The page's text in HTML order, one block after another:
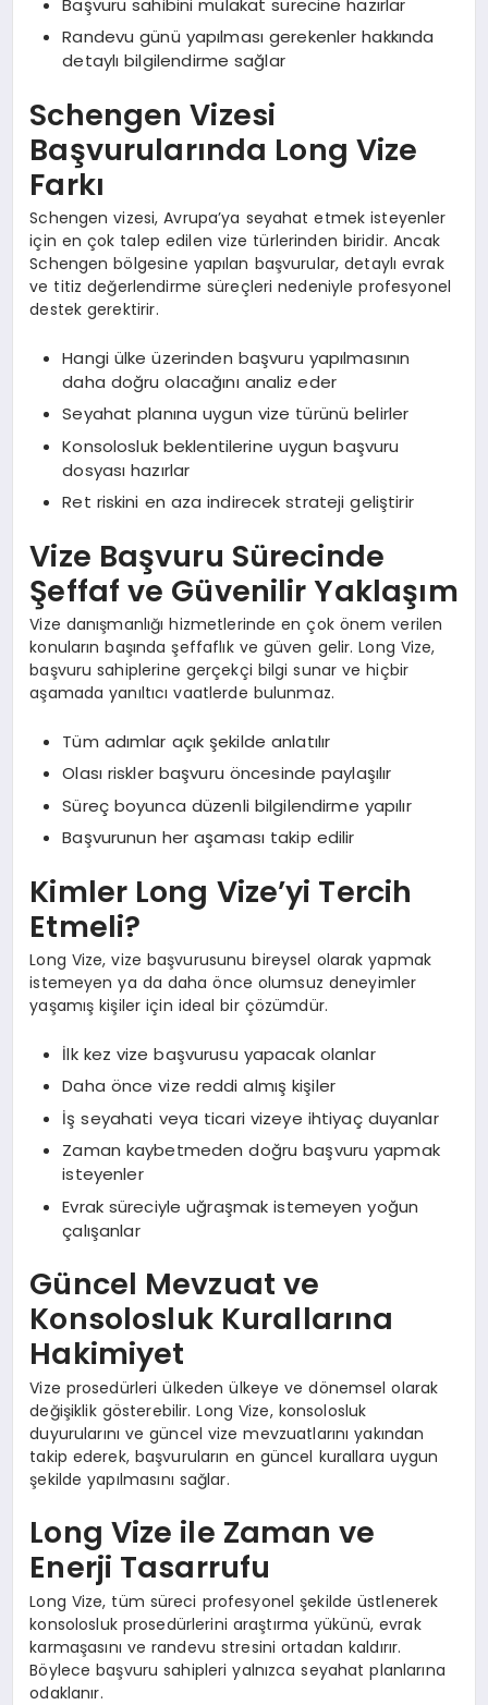
Randevu günü yapılması gerekenler hakkında
detaylı bilgilendirme sağlar
Schengen Vizesi
Başvurularında Long Vize
Farkı
Schengen vizesi, Avrupa’ya seyahat etmek isteyenler
için en çok talep edilen vize türlerinden biridir. Ancak
Schengen bölgesine yapılan başvurular, detaylı evrak
ve titiz değerlendirme süreçleri nedeniyle profesyonel
destek gerektirir.
Hangi ülke üzerinden başvuru yapılmasının
daha doğru olacağını analiz eder
Seyahat planına uygun vize türünü belirler
Konsolosluk beklentilerine uygun başvuru
dosyası hazırlar
Ret riskini en aza indirecek strateji geliştirir
Vize Başvuru Sürecinde
Şeffaf ve Güvenilir Yaklaşım
Vize danışmanlığı hizmetlerinde en çok önem verilen
konuların başında şeffaflık ve güven gelir. Long Vize,
başvuru sahiplerine gerçekçi bilgi sunar ve hiçbir
aşamada yanıltıcı vaatlerde bulunmaz.
Tüm adımlar açık şekilde anlatılır
Olası riskler başvuru öncesinde paylaşılır
Süreç boyunca düzenli bilgilendirme yapılır
Başvurunun her aşaması takip edilir
Kimler Long Vize’yi Tercih
Etmeli?
Long Vize, vize başvurusunu bireysel olarak yapmak
istemeyen ya da daha önce olumsuz deneyimler
yaşamış kişiler için ideal bir çözümdür.
İlk kez vize başvurusu yapacak olanlar
Daha önce vize reddi almış kişiler
İş seyahati veya ticari vizeye ihtiyaç duyanlar
Zaman kaybetmeden doğru başvuru yapmak
isteyenler
Evrak süreciyle uğraşmak istemeyen yoğun
çalışanlar
Güncel Mevzuat ve
Konsolosluk Kurallarına
Hakimiyet
Vize prosedürleri ülkeden ülkeye ve dönemsel olarak
değişiklik gösterebilir. Long Vize, konsolosluk
duyurularını ve güncel vize mevzuatlarını yakından
takip ederek, başvuruların en güncel kurallara uygun
şekilde yapılmasını sağlar.
Long Vize ile Zaman ve
Enerji Tasarrufu
Long Vize, tüm süreci profesyonel şekilde üstlenerek
konsolosluk prosedürlerini araştırma yükünü, evrak
karmaşasını ve randevu stresini ortadan kaldırır.
Böylece başvuru sahipleri yalnızca seyahat planlarına
odaklanır.